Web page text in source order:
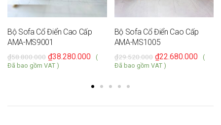
Bộ Sofa Cổ Điển Cao Cấp
AMA-MS9001
58.800.000
₫ 38.280.000
₫
(
Đã bao gồm VAT )
Bộ Sofa Cổ Điển Cao Cấp
AMA-MS1005
29.520.000
₫ 22.680.000
₫
(
Đã bao gồm VAT )